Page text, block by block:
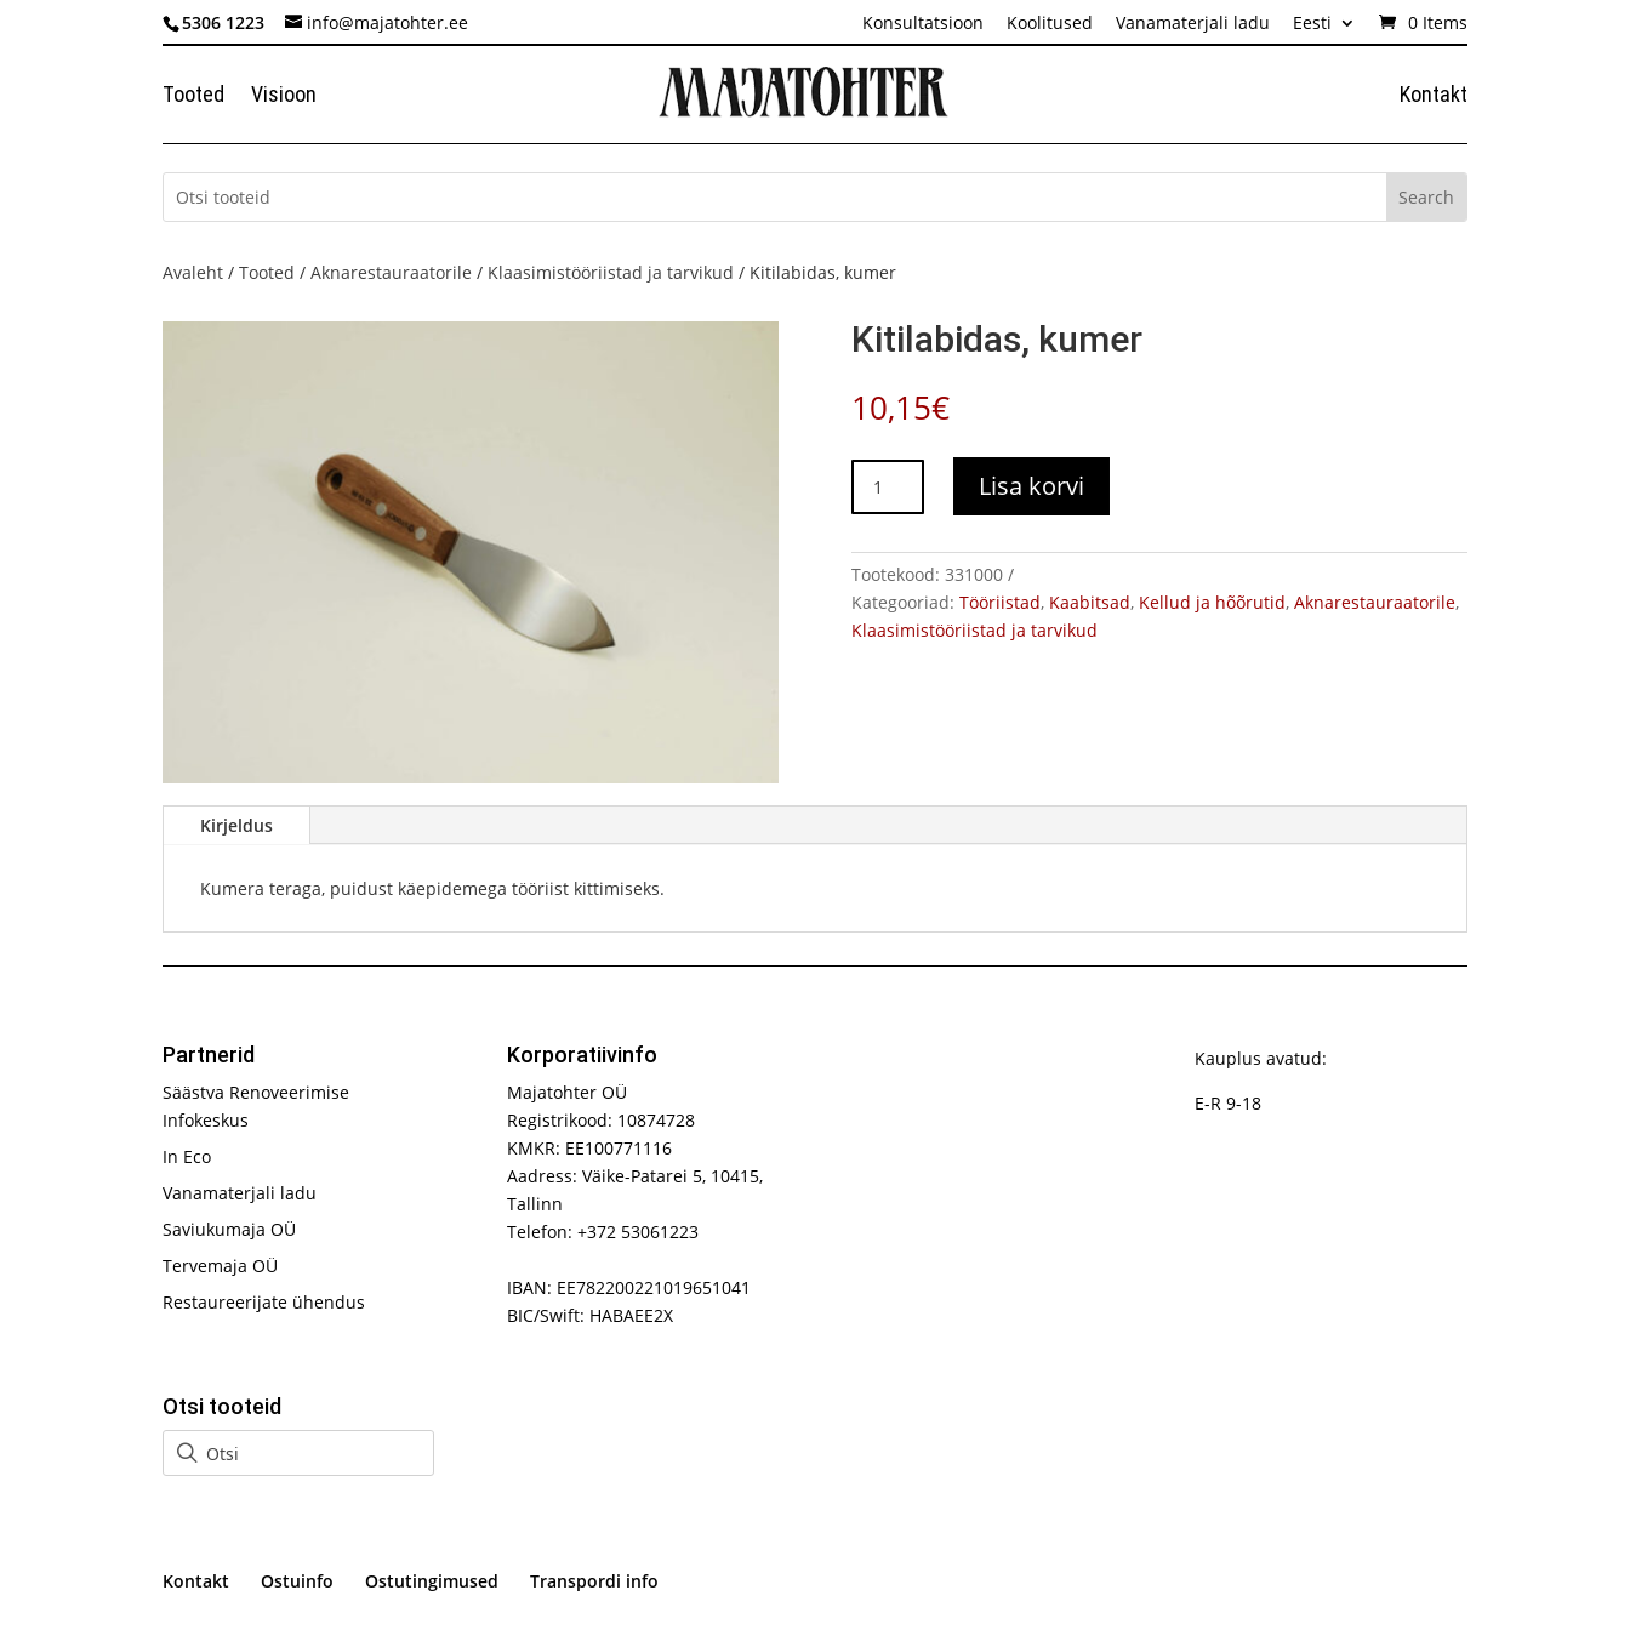
5306 1223 info@majatohter.ee Konsultatsioon Koolitused Vanamaterjali ladu Eesti 0 Items
Tooted Visioon Kontakt
Avaleht /Tooted /Aknarestauraatorile / Klaasimistööriistad ja tarvikud / Kitilabidas, kumer
Kitilabidas, kumer
10,15€
kumer
Lisa korvi
Tootekood: 331000
Kategooriad: Tööriistad, Kaabitsad, Kellud ja hõõrutid, Aknarestauraatorile,
Klaasimistööriistad ja tarvikud
Kirjeldus
Kumera teraga, puidust käepidemega tööriist kittimiseks.
Partnerid
Säästva Renoveerimise
Infokeskus
In Eco
Vanamaterjali ladu
Saviukumaja OÜ
Tervemaja OÜ
Restaureerijate ühendus
Otsi tooteid
Korporatiivinfo
Majatohter OÜ
Registrikood: 10874728
KMKR: EE100771116
Aadress: Väike-Patarei 5, 10415,
Tallinn
Telefon: +372 53061223
IBAN: EE782200221019651041
BIC/Swift: HABAEE2X
Kauplus avatud:
E-R 9-18
Kontakt Ostuinfo Ostutingimused Transpordi info